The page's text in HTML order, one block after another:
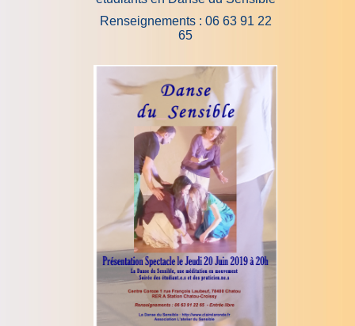
Renseignements : 06 63 91 22
65